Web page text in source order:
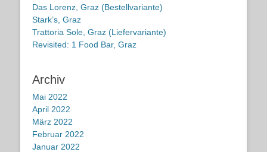
Das Lorenz, Graz (Bestellvariante)
Stark’s, Graz
Trattoria Sole, Graz (Liefervariante)
Revisited: 1 Food Bar, Graz
Archiv
Mai 2022
April 2022
März 2022
Februar 2022
Januar 2022